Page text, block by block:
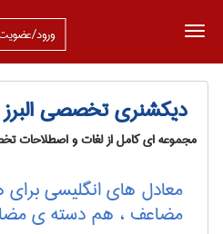
ورود/
دیکشنری تخصصی البرز
مجموعه ای کامل از لغات و اصطلاحات
معادل های انگلیسی
مضاعف ، هم دسته ی